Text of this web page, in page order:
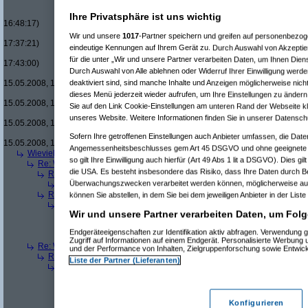
Re(17): Men in Black um
16:48:17)
Re(18): Men in Black
17:37:21)
Re(19): Men in Black
17:43:00)
Re(20): Men in
15.05.2008, 17:46:13)
Re(21): Men in
15.05.2008, 17:49:46)
Re(22): Men
15.05.2008, 18:07:18)
Re(23):
15.05.2008, 18:13:17)
Wieviele blus/hd-dvds habt ihr schon?(bröslam 15.05.2008, 18:06:08)
Re: Wieviele blus/hd-dvds habt ihr schon?( ducducam 15.05.2008,
Re(2): Wieviele blus/hd-dvds habt ihr schon?( brösl am 15.05.2008,
Re(3): Wieviele blus/hd-dvds habt ihr schon?(ducducam
Re(2): Wieviele blus/hd-dvds habt ihr schon?(hackenbush am
Re(4): Wieviele blus/hd-dvds habt ihr schon? (hackenbusham
Re(6): Wieviele blus/hd-dvds habt ihr schon?(
Re: Wieviele blus/hd-dvds habt ihr schon?("without"am 15.05.2008,
Re(2): Wieviele blus/hd-dvds habt ihr schon?
Re(3): Wieviele blus/hd-dvds habt ihr schon?
Re(5): Wieviele blus/hd-dvds habt ihr schon?("without"am
Re(6): Wieviele blus/hd-dvds habt ihr schon?
ducduc
Ihre Privatsphäre ist uns wichtig
Wir und unsere 1017-Partner speichern und greifen auf
eindeutige Kennungen auf Ihrem Gerät zu. Durch Auswahl von
für die unter „Wir und unsere Partner verarbeiten Daten, um Ihnen
Durch Auswahl von Alle ablehnen oder Widerruf Ihrer Einwilligung
deaktiviert sind, sind manche Inhalte und Anzeigen möglicherweise
dieses Menü jederzeit wieder aufrufen, um Ihre Einstellungen zu
Sie auf den Link Cookie-Einstellungen am unteren Rand der Webseite
unseres Website. Weitere Informationen finden Sie in unserer
Sofern Ihre getroffenen Einstellungen auch Anbieter umfassen, die
Angemessenheitsbeschlusses gem Art 45 DSGVO und ohne
so gilt Ihre Einwilligung auch hierfür (Art 49 Abs 1 lit a DSGVO). Dies
die USA. Es besteht insbesondere das Risiko, dass Ihre Daten durch
Überwachungszwecken verarbeitet werden können, möglicherweise
können Sie abstellen, in dem Sie bei dem jeweiligen Anbieter in der
Wir und unsere Partner verarbeiten Daten, um
Endgeräteeigenschaften zur Identifikation aktiv abfragen. Verwendung
Zugriff auf Informationen auf einem Endgerät. Personalisierte Werbung
und der Performance von Inhalten, Zielgruppenforschung sowie
Liste der Partner (Lieferanten)
Konfigurieren